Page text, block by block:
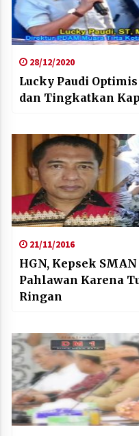
28/12/2020
Lucky Paudi
dan Tingkatkan
21/11/2016
HGN, Kepsek
Pahlawan Karena
Ringan